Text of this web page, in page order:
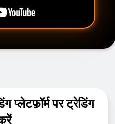
प्लेटफ़ॉर्म पर ट्रेडिंग